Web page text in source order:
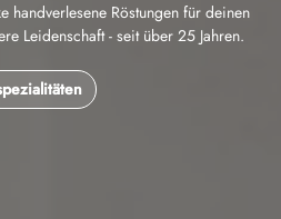
handverlesene Röstungen für deinen
Leidenschaft - seit über 25 Jahren.